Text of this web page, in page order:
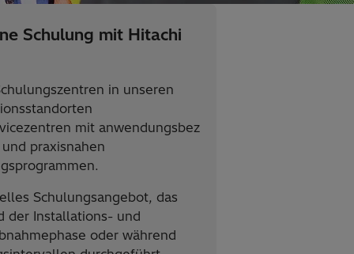
Schulung mit Hitachi
in unseren
mit anwendungsbez
praxisnahen
Schulungsangebot, das
der Installations- und
oder während